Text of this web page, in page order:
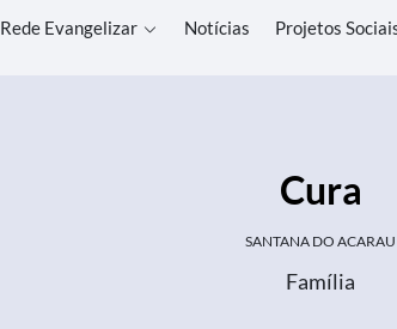
Rede Evangelizar Notícias Projetos
Cura
SANTANA DO ACARAU
Família